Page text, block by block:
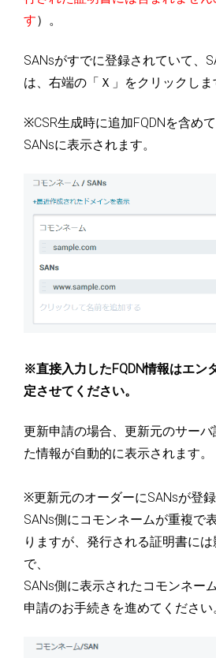
す）。
SANsがすでに登録されていて、
は、右端の「Ｘ」をクリックしま
※CSR生成時に追加FQDNを含め
SANsに表示されます。
※直接入力したFQDN情報はエン
定させてください。
更新申請の場合、更新元のサー
た情報が自動的に表示されます。
※更新元のオーダーにSANsが登録
SANs側にコモンネームが重複で
りますが、発行される証明書に
で、
SANs側に表示されたコモンネー
申請のお手続きを進めてください